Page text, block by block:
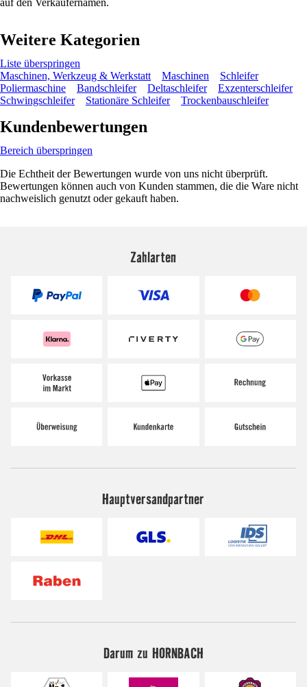
auf den Verkäufernamen.
Weitere Kategorien
Liste überspringen
Maschinen, Werkzeug & Werkstatt
Maschinen
Schleifer
Poliermaschine
Bandschleifer Deltaschleifer
Exzenterschleifer
Schwingschleifer
Stationäre Schleifer Trockenbauschleifer
Kundenbewertungen
Bereich überspringen
Die Echtheit der Bewertungen wurde von uns nicht überprüft.
Bewertungen können auch von Kunden stammen, die die Ware nicht
nachweislich genutzt oder gekauft haben.
Zahlarten
Hauptversandpartner
Darum zu HORNBACH